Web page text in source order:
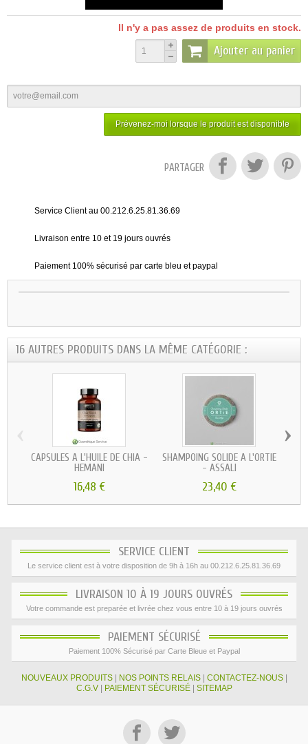
Il n'y a pas assez de produits en stock.
Ajouter au panier
Prévenez-moi lorsque le produit est disponible
PARTAGER
Service Client au 00.212.6.25.81.36.69
Livraison entre 10 et 19 jours ouvrés
Paiement 100% sécurisé par carte bleu et paypal
16 AUTRES PRODUITS DANS LA MÊME CATÉGORIE :
CAPSULES À L'HUILE DE CHIA -
HEMANI
16,48 €
SHAMPOING SOLIDE À L'ORTIE
- ASSALI
23,40 €
›
SERVICE CLIENT
Le service client est à votre disposition de 9h à 16h au 00.212.6.25.81.36.69
LIVRAISON 10 À 19 JOURS OUVRÉS
Votre commande est preparée et livrée chez vous entre 10 à 19 jours ouvrés
PAIEMENT SÉCURISÉ
Paiement 100% Sécurisé par Carte Bleue et Paypal
NOUVEAUX PRODUITS| NOS POINTS RELAIS| CONTACTEZ-NOUS|
C.G.V| PAIEMENT SÉCURISÉ| SITEMAP